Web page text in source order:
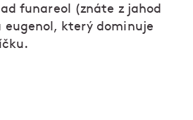
funareol (znáte z jahod
eugenol, který dominuje